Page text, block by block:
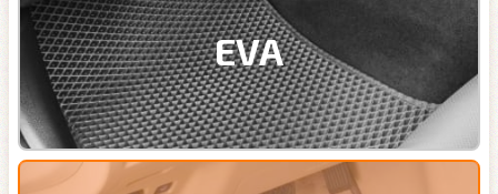
EVA